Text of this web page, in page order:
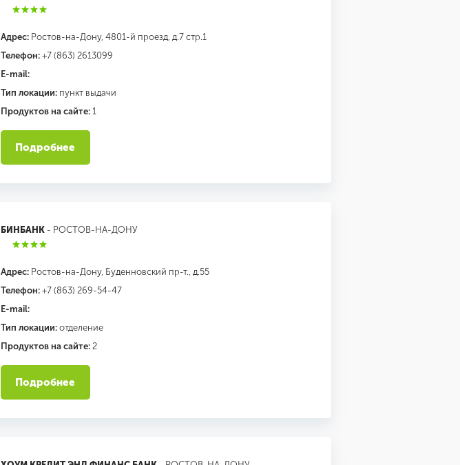
Адрес: Ростов-на-Дону, 4801-й проезд, д.7 стр.1
Телефон: +7 (863) 2613099
E-mail:
Тип локации: пункт выдачи
Продуктов на сайте: 1
Подробнее
БИНБАНК- РОСТОВ-НА-ДОНУ
Адрес: Ростов-на-Дону, Буденновский пр-т., д.55
Телефон: +7 (863) 269-54-47
E-mail:
Тип локации: отделение
Продуктов на сайте: 2
Подробнее